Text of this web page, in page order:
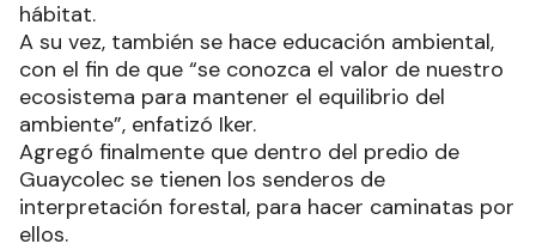
hábitat.
A su vez, también se hace educación ambiental,
con el fin de que “se conozca el valor de nuestro
ecosistema para mantener el equilibrio del
ambiente”, enfatizó Iker.
Agregó finalmente que dentro del predio de
Guaycolec se tienen los senderos de
interpretación forestal, para hacer caminatas por
ellos.